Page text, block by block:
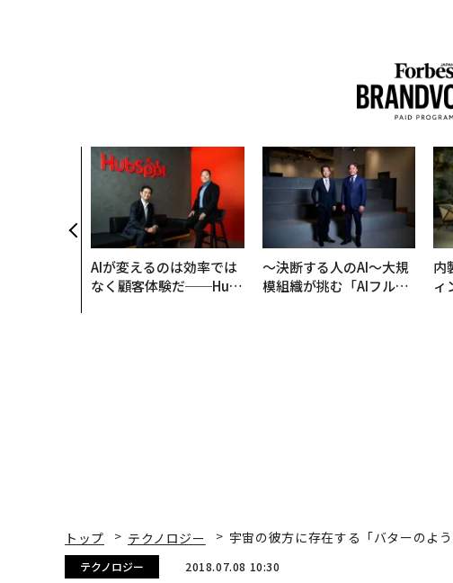
AIが変えるのは効率では
なく顧客体験だ──Hub
〜決断する人のAI〜大規
模組織が挑む「AIフル実
内
ィ
トップ テクノロジー 宇宙の彼方に存在する「バターのよう
テクノロジー 2018.07.08 10:30